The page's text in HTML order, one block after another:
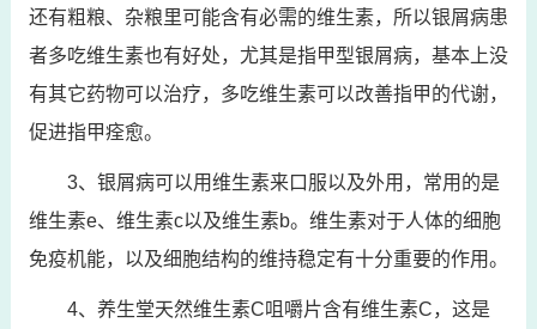
还有粗粮、杂粮里可能含有必需的维生素，所以银屑病患
者多吃维生素也有好处，尤其是指甲型银屑病，基本上没
有其它药物可以治疗，多吃维生素可以改善指甲的代谢，
促进指甲痊愈。
3、银屑病可以用维生素来口服以及外用，常用的是
维生素e、维生素c以及维生素b。维生素对于人体的细胞
免疫机能，以及细胞结构的维持稳定有十分重要的作用。
4、养生堂天然维生素C咀嚼片含有维生素C，这是